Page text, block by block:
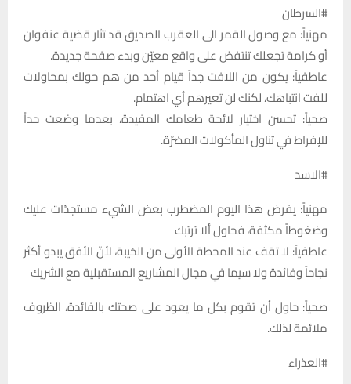
#السرطان
مهنياً: مع وصول القمر الى العقرب الصديق قد تثار قضية عنفوان
أو كرامة تجعلك تنتفض على واقع معيّن وبدء صفحة جديدة.
عاطفياً: يكون من اللافت جداً قيام أحد من هم حولك بمحاولات
للفت انتباهك، لكنك لن تعيرهم أي اهتمام.
صحياً: تحسن اختيار لائحة طعامك المفيدة، بعدما وضعت حداً
للإفراط في تناول المأكولات المضرّة.
#الاسد
مهنياً: يفرض هذا اليوم المضطرب بعض الشيء مستجدّات عليك
وضغوطاً مكثفة، فحاول ألا ترتبك
عاطفياً: لا تقف عند المحطة الأولى من الخيبة، لأنّ الأفق يبدو أكثر
نجاحاً وفائدة ولا سيما في مجال المشاريع المستقبلية مع الشريك
صحياً: حاول أن تقوم بكل ما يعود على صحتك بالفائدة، الظروف
ملائمة لذلك.
#العذراء